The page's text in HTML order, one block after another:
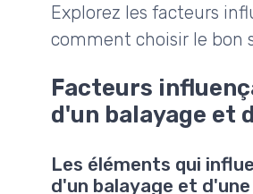
Explorez les facteurs
comment choisir le bon
Facteurs
d'un balayage et
Les éléments qui
d'un balayage et